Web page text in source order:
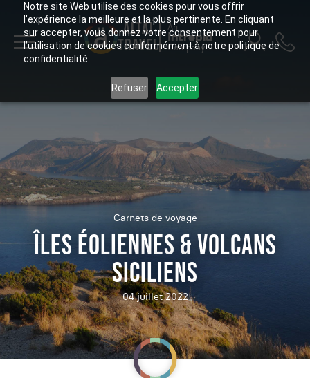
Notre site Web utilise des cookies pour vous offrir
l’expérience la meilleure et la plus pertinente. En cliquant
sur accepter, vous donnez votre consentement pour
l’utilisation de cookies conformément à notre politique de
confidentialité.
Refuser Accepter
ALTAÏ
TRAVEL
An
Intrepid
Company
Carnets de voyage
ÎLES ÉOLIENNES & VOLCANS
SICILIENS
04 juillet 2022